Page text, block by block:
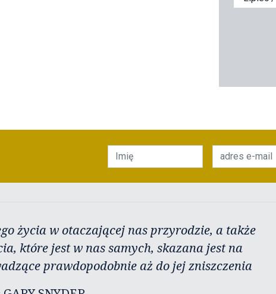
życia w otaczającej nas przyrodzie, a także
które jest w nas samych, skazana jest na
prawdopodobnie aż do jej zniszczenia